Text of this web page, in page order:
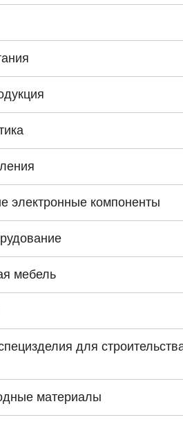
электронные компоненты
мебель
для
материалы